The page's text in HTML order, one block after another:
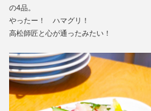
の4品。
やったー！ ハマグリ！
高松師匠と心が通ったみたい！